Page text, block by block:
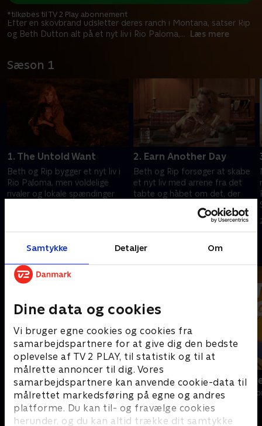
Samtykke Detaljer Om
Dine data og cookies
Vi bruger egne cookies og cookies fra
samarbejdspartnere for at give dig den bedste
oplevelse af TV 2 PLAY, til statistik og til at
målrette annoncer til dig. Vores
samarbejdspartnere kan anvende cookie-data til
målrettet markedsføring på egne og andres
platforme. Du kan til- og fravælge cookies
herunder, og du kan altid trække dit samtykke
Efter en skovbrand udsletter deres ranch i Montana, satser Rip
og Beth Dutton alt på et nyt liv i Rio Paloma,... Læs mere
*tilkøbes til TV 2 Play abonnement
Sæson 1
1. The Untold Want
Beth og Rip bygger et nyt liv i
Rio Paloma, men voldelige
rivaler og lokale spændinger
2. Earn Another Day
Beth og Rip forsøger at skabe
et nyt liv med arrene fra det
tabte og håbet om det, der
forbindelse til Oreana.
22. maj 2026 • 44 min
Andre så også
Efterforskningen
Drama • 1 sæsoner
Luftens
Drama • 3